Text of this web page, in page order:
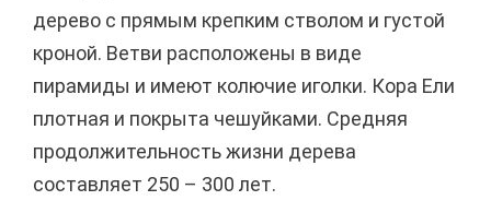
дерево с прямым крепким стволом и густой
кроной. Ветви расположены в виде
пирамиды и имеют колючие иголки. Кора Ели
плотная и покрыта чешуйками. Средняя
продолжительность жизни дерева
составляет 250 – 300 лет.